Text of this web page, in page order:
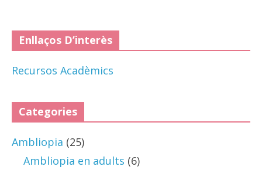
Enllaços D’interès
Recursos Acadèmics
Categories
Ambliopia (25)
Ambliopia en adults (6)